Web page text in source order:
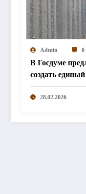
Admin 0
В Госдуме
создать
борьбы с
контентом
28.02.2026